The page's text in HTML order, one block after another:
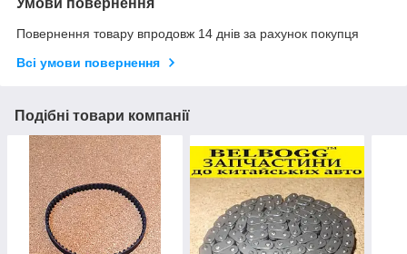
Умови повернення
Повернення товару впродовж 14 днів за рахунок покупця
Всі умови повернення
Подібні товари компанії